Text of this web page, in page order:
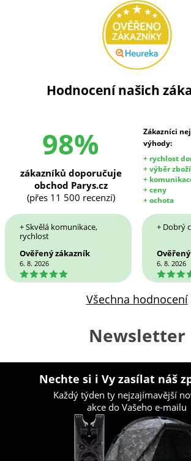
Hodnocení našich
98%
Zákazníci
výhody:
+ rychlost
+ výběr zboží
+
+ ceny
+ ochota
zákazníků doporučuje
obchod Parys.cz
(přes 11 500 recenzí)
+ Skvělá komunikace,
rychlost
Ověřený zákazník
6. 8. 2026
5
+ Dobrý
6. 8. 2026
5
Všechna hodnocení
Newsletter
Nechte si i Vy zasílat náš
Každý týden ty nejzajímavější
akce do Vašeho e-mailu